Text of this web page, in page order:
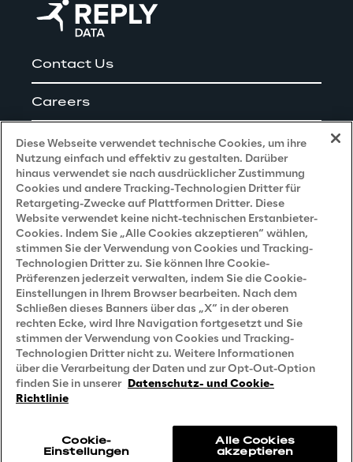
Contact Us
Careers
Impressum
Privacy and Legal
Datenschutz- und Cookie Richtlinie
Datenschutzhinweis(Bewerber)
Datenschutzhinweis (Kunden)
Datenschutzhinweis(Dienstleister)
Datenschutzhinweis(Marketing)
Grundsatzerklärung - LKSG (Deutschland)
Diese Webseite verwendet technische Cookies, um ihre
Nutzung einfach und effektiv zu gestalten. Darüber
hinaus verwendet sie nach ausdrücklicher Zustimmung
Cookies und andere Tracking-Technologien Dritter für
Retargeting-Zwecke auf Plattformen Dritter. Diese
Website verwendet keine nicht-technischen Erstanbieter-
Cookies. Indem Sie „Alle Cookies akzeptieren“ wählen,
stimmen Sie der Verwendung von Cookies und Tracking-
Technologien Dritter zu. Sie können Ihre Cookie-
Präferenzen jederzeit verwalten, indem Sie die Cookie-
Einstellungen in Ihrem Browser bearbeiten. Nach dem
Schließen dieses Banners über das „X“ in der oberen
rechten Ecke, wird Ihre Navigation fortgesetzt und Sie
stimmen der Verwendung von Cookies und Tracking-
Technologien Dritter nicht zu. Weitere Informationen
über die Verarbeitung der Daten und zur Opt-Out-Option
finden Sie in unserer Datenschutz- und Cookie-
Richtlinie
Cookie-
Einstellungen
Alle Cookies
akzeptieren